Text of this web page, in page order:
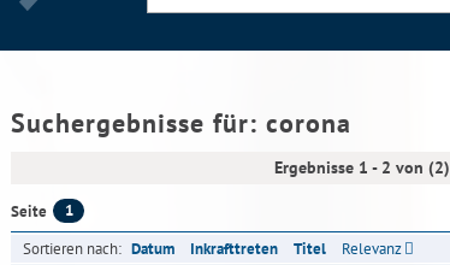
Suchergebnisse für: corona
Ergebnisse 1 - 2 von (2)
Seite 1
Sortieren nach: Datum Inkrafttreten Titel Relevanz